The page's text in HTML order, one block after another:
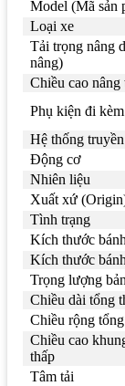
Model (Mã sản
Loại xe
Tải trọng nâng
nâng)
Chiều cao nâng
Phụ kiện đi kèm
Hệ thống
Động cơ
Nhiên liệu
Xuất xứ
Tình trạng
Kích thước
Kích thước
Trọng lượng
Chiều dài tổng
Chiều rộng
Chiều cao
thấp
Tâm tải